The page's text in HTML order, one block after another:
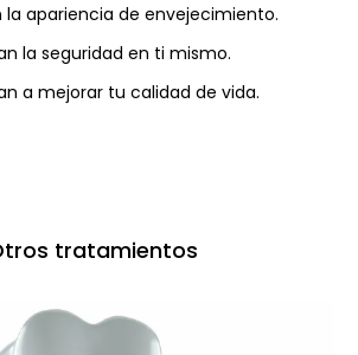
la apariencia de envejecimiento.
la seguridad en ti mismo.
a mejorar tu calidad de vida.
tratamientos